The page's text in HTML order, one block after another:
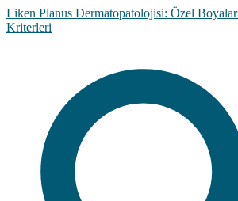
Liken Planus Dermatopatolojisi: Özel Boyalar
Kriterleri